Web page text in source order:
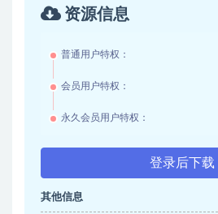
资源信息
普通用户特权：
会员用户特权：
永久会员用户特权：
登录后下载
其他信息